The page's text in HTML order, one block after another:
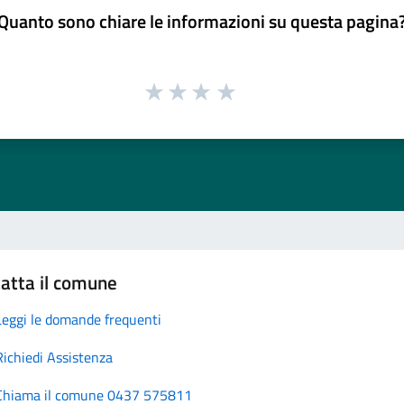
sono chiare le informazioni su questa
il comune
le domande frequenti
Assistenza
il comune 0437 575811